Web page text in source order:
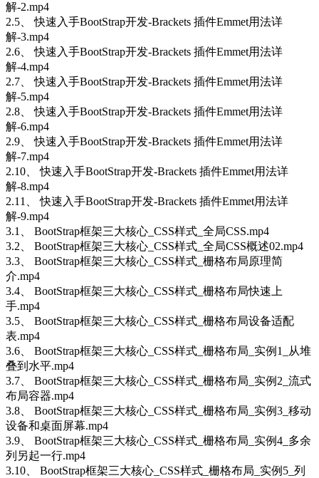
解-2.mp4
2.5、 快速入手BootStrap开发-Brackets 插件Emmet用法详
解-3.mp4
2.6、 快速入手BootStrap开发-Brackets 插件Emmet用法详
解-4.mp4
2.7、 快速入手BootStrap开发-Brackets 插件Emmet用法详
解-5.mp4
2.8、 快速入手BootStrap开发-Brackets 插件Emmet用法详
解-6.mp4
2.9、 快速入手BootStrap开发-Brackets 插件Emmet用法详
解-7.mp4
2.10、 快速入手BootStrap开发-Brackets 插件Emmet用法详
解-8.mp4
2.11、 快速入手BootStrap开发-Brackets 插件Emmet用法详
解-9.mp4
3.1、 BootStrap框架三大核心_CSS样式_全局CSS.mp4
3.2、 BootStrap框架三大核心_CSS样式_全局CSS概述02.mp4
3.3、 BootStrap框架三大核心_CSS样式_栅格布局原理简
介.mp4
3.4、 BootStrap框架三大核心_CSS样式_栅格布局快速上
手.mp4
3.5、 BootStrap框架三大核心_CSS样式_栅格布局设备适配
表.mp4
3.6、 BootStrap框架三大核心_CSS样式_栅格布局_实例1_从堆
叠到水平.mp4
3.7、 BootStrap框架三大核心_CSS样式_栅格布局_实例2_流式
布局容器.mp4
3.8、 BootStrap框架三大核心_CSS样式_栅格布局_实例3_移动
设备和桌面屏幕.mp4
3.9、 BootStrap框架三大核心_CSS样式_栅格布局_实例4_多余
列另起一行.mp4
3.10、 BootStrap框架三大核心_CSS样式_栅格布局_实例5_列